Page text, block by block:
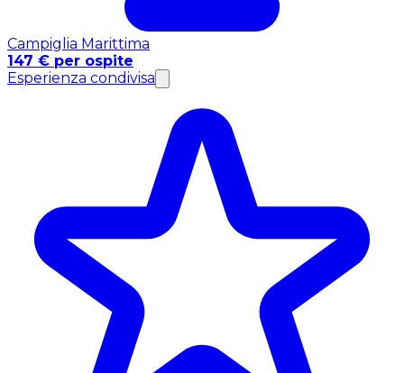
Campiglia Marittima
147 € per ospite
Esperienza condivisa